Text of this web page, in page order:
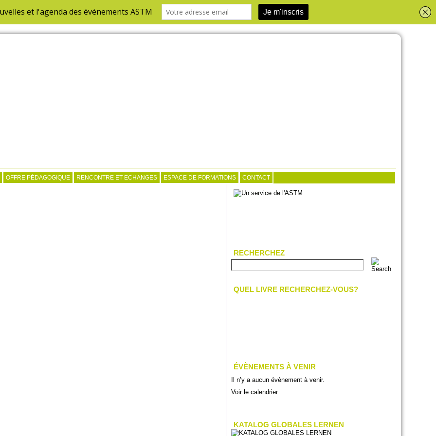
OFFRE PÉDAGOGIQUE RENCONTRE ET ECHANGES ESPACE DE FORMATIONS CONTACT
RECHERCHEZ
QUEL LIVRE RECHERCHEZ-VOUS?
ÉVÈNEMENTS À VENIR
Il n’y a aucun évènement à venir.
Voir le calendrier
KATALOG GLOBALES LERNEN